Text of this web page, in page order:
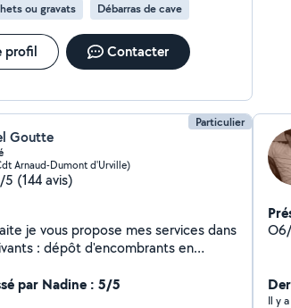
ou gravats Débarras de cave
profil Contacter
Particulier
Goutte
Arnaud-Dumont d'Urville)
5 (144 avis)
je vous propose mes services dans
: dépôt d'encombrants en
aide à faire les courses,
en sorties ou démarches diverses,
par Nadine : 5/5
Il y